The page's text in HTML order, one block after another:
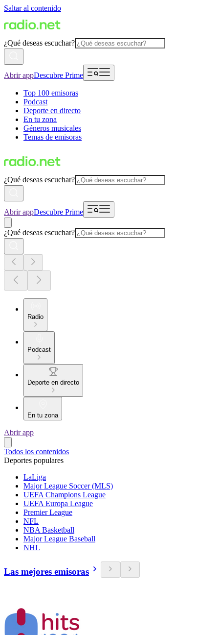
Saltar al contenido
¿Qué deseas escuchar?
Abrir appDescubre Prime
Top 100 emisoras
Podcast
Deporte en directo
En tu zona
Géneros musicales
Temas de emisoras
¿Qué deseas escuchar?
Abrir appDescubre Prime
¿Qué deseas escuchar?
Radio
Podcast
Deporte en directo
En tu zona
Abrir app
Todos los contenidos
Deportes populares
LaLiga
Major League Soccer (MLS)
UEFA Champions League
UEFA Europa League
Premier League
NFL
NBA Basketball
Major League Baseball
NHL
Las mejores emisoras